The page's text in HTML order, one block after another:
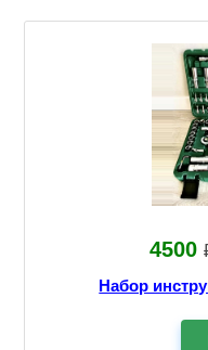
4500
Набор